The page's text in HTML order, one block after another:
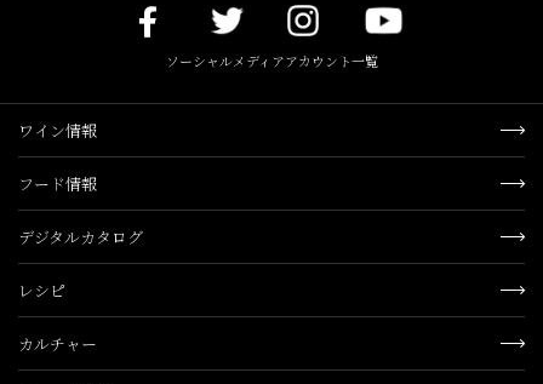
ソーシャルメディアアカウント一覧
ワイン情報
フード情報
デジタルカタログ
レシピ
カルチャー